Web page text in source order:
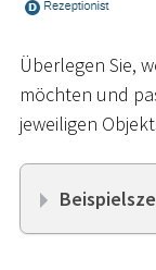
Überlegen Sie,
möchten und
jeweiligen